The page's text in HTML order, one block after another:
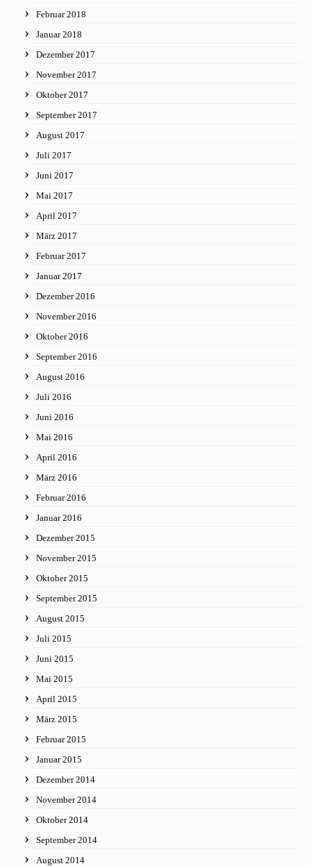
Februar 2018
Januar 2018
Dezember 2017
November 2017
Oktober 2017
September 2017
August 2017
Juli 2017
Juni 2017
Mai 2017
April 2017
März 2017
Februar 2017
Januar 2017
Dezember 2016
November 2016
Oktober 2016
September 2016
August 2016
Juli 2016
Juni 2016
Mai 2016
April 2016
März 2016
Februar 2016
Januar 2016
Dezember 2015
November 2015
Oktober 2015
September 2015
August 2015
Juli 2015
Juni 2015
Mai 2015
April 2015
März 2015
Februar 2015
Januar 2015
Dezember 2014
November 2014
Oktober 2014
September 2014
August 2014